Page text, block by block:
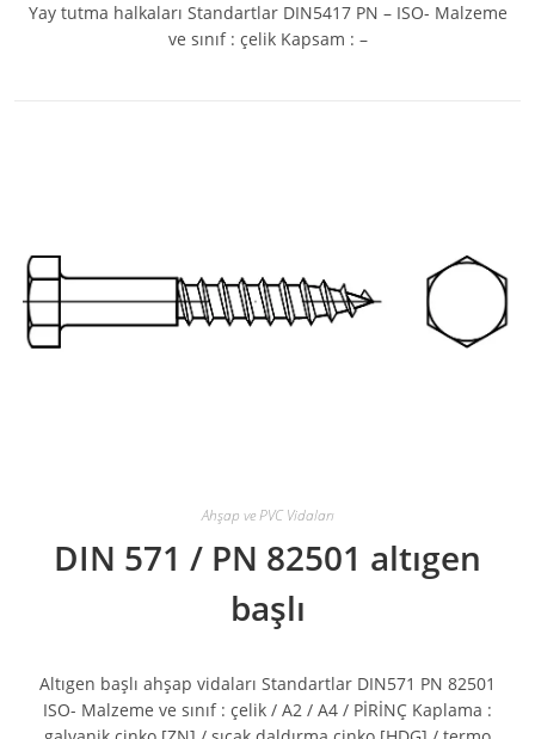
Yay tutma halkaları Standartlar DIN5417 PN – ISO- Malzeme
ve sınıf : çelik Kapsam : –
Ahşap ve PVC Vidaları
DIN 571 / PN 82501 altıgen
başlı
Altıgen başlı ahşap vidaları Standartlar DIN571 PN 82501
ISO- Malzeme ve sınıf : çelik / A2 / A4 / PİRİNÇ Kaplama :